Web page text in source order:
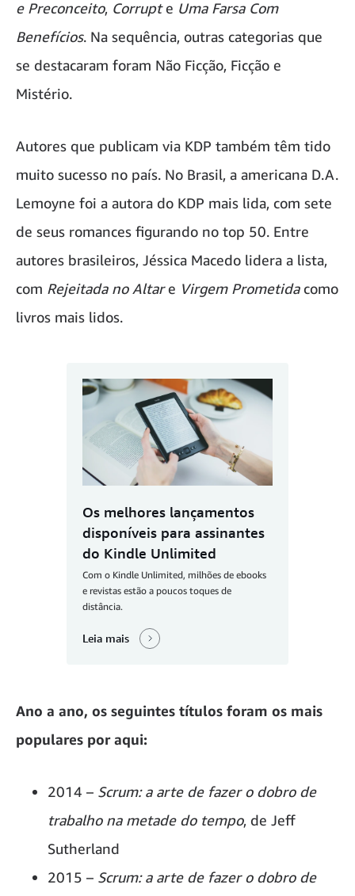
e Preconceito, Corrupte Uma Farsa Com
Benefícios. Na sequência, outras categorias que
se destacaram foram Não Ficção, Ficção e
Mistério.
Autores que publicam via KDP também têm tido
muito sucesso no país. No Brasil, a americana D.A.
Lemoyne foi a autora do KDP mais lida, com sete
de seus romances figurando no top 50. Entre
autores brasileiros, Jéssica Macedo lidera a lista,
com Rejeitada no Altare Virgem Prometidacomo
livros mais lidos.
Os melhores lançamentos
disponíveis para assinantes
do Kindle Unlimited
Com o Kindle Unlimited, milhões de ebooks
e revistas estão a poucos toques de
distância.
Leia mais
Ano a ano, os seguintes títulos foram os mais
populares por aqui:
2014 – Scrum: a arte de fazer o dobro de
trabalho na metade do tempo, de Jeff
Sutherland
2015 – Scrum: a arte de fazer o dobro de